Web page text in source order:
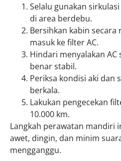
Selalu gunakan
di area berdebu.
Bersihkan kabin
masuk ke filter AC.
Hindari menyalakan
benar stabil.
Periksa kondisi aki dan
berkala.
Lakukan pengecekan
10.000 km.
Langkah perawatan mandiri
awet, dingin, dan minim
mengganggu.